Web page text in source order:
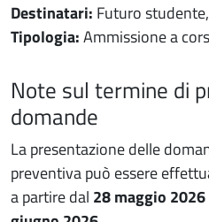
Destinatari: Futuro
Tipologia:Ammissione a
Note
Note sul termine di
domande
La presentazione delle
preventiva può essere
a partire dal 28 maggio 2026